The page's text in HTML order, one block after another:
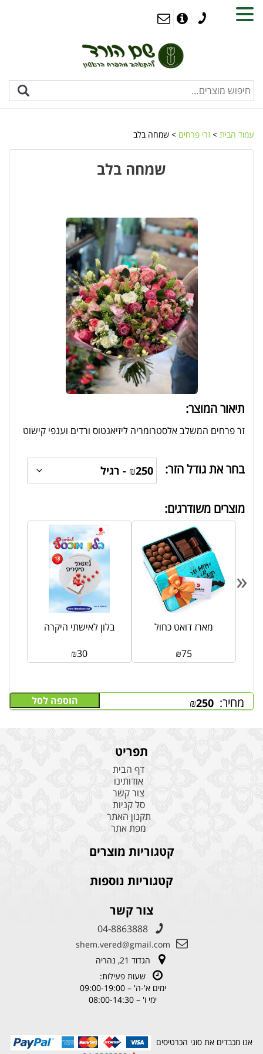
עמוד הבית > זרי פרחים > שמחה בלב
שמחה בלב
תיאור המוצר:
זר פרחים המשלב אלסטרומריה ליזיאנטוס ורדים וענפי קישוט
בחר את גודל הזר:
מחיר: ₪250 הוספה לסל
מוצרים משודרגים:
בלון לאישתי היקרה
₪30
מארז דואט כחול
₪75
«
תפריט
דף הבית
אודותינו
צור קשר
סל קניות
תקנון האתר
מפת אתר
קטגוריות מוצרים
קטגוריות נוספות
צור קשר
04-8863888
shem.vered@gmail.com
הגדוד 21, נהריה
שעות פעילות:
ימים א'-ה' – 09:00-19:00
ימי ו' – 08:00-14:30
אנו מכבדים את סוגי הכרטיסים